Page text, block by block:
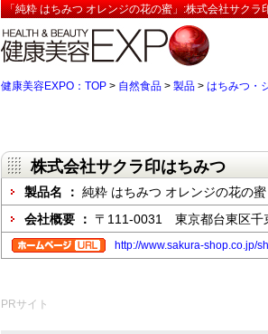
「純粋 はちみつ オレンジの花の蜜」:株式会社サクラ
健康美容EXPO：TOP > 自然食品 > 製品 > はちみつ・
株式会社サクラ印はちみつ
製品名 ： 純粋 はちみつ オレンジの花の蜜
会社概要 ： 〒111-0031 東京都台東区千
http://www.sakura-shop.co.jp/
PRサイト